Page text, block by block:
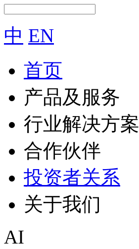
中 EN
首页
产品及服务
行业解决方案
合作伙伴
投资者关系
关于我们
AI